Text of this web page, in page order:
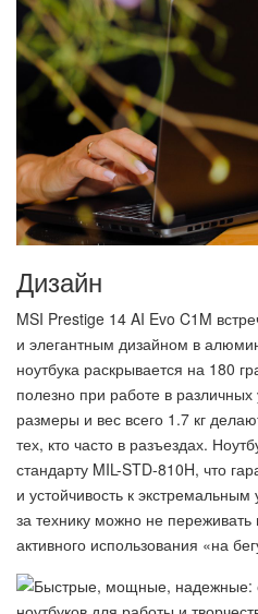
Дизайн
MSI Prestige 14 AI Evo C1M
и элегантным дизайном в
ноутбука раскрывается на 180
полезно при работе в
размеры и вес всего 1.7 кг
тех, кто часто в разъездах.
стандарту MIL-STD-810H, что
и устойчивость к
за технику можно не
активного использования «на